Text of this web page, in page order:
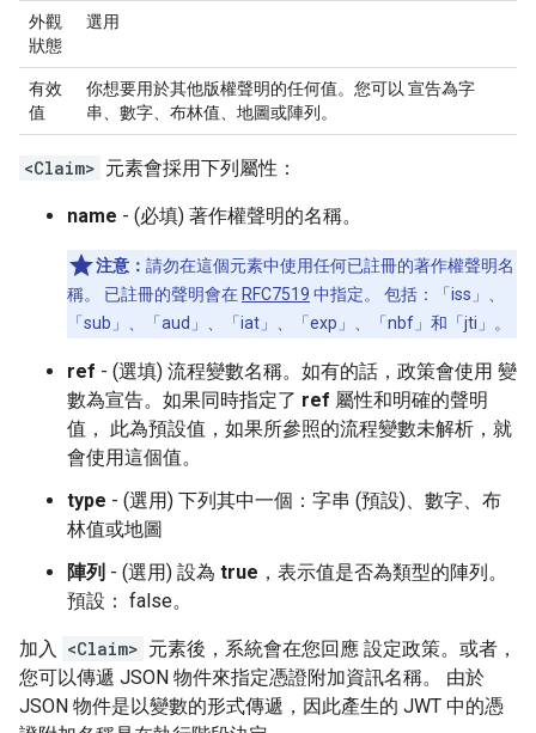
外觀
狀態
選用
有效
值
你想要用於其他版權聲明的任何值。您可以 宣告為字
串、數字、布林值、地圖或陣列。
<Claim> 元素會採用下列屬性：
name - (必填) 著作權聲明的名稱。
注意： 請勿在這個元素中使用任何已註冊的著作權聲明名
稱。 已註冊的聲明會在 RFC7519 中指定。 包括：「iss」、
「sub」、「aud」、「iat」、「exp」、「nbf」和「jti」。
ref - (選填) 流程變數名稱。如有的話，政策會使用 變
數為宣告。如果同時指定了 ref 屬性和明確的聲明
值， 此為預設值，如果所參照的流程變數未解析，就
會使用這個值。
type - (選用) 下列其中一個：字串 (預設)、數字、布
林值或地圖
陣列 - (選用) 設為 true ，表示值是否為類型的陣列。
預設： false。
加入 <Claim> 元素後，系統會在您回應 設定政策。或者，
您可以傳遞 JSON 物件來指定憑證附加資訊名稱。 由於
JSON 物件是以變數的形式傳遞，因此產生的 JWT 中的憑